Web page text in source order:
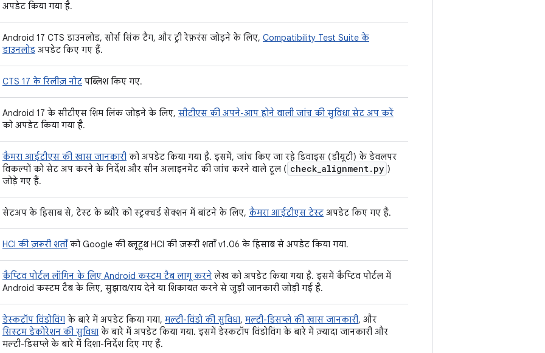
अपडेट किया गया है.
Android 17 CTS डाउनलोड, सोर्स सिंक टैग, और ट्री रेफ़रंस जोड़ने के लिए, Compatibility Test Suite के
डाउनलोड अपडेट किए गए हैं.
CTS 17 के रिलीज़ नोट पब्लिश किए गए.
Android 17 के सीटीएस शिम लिंक जोड़ने के लिए, सीटीएस की अपने-आप होने वाली जांच की सुविधा सेट अप करें
को अपडेट किया गया है.
कैमरा आईटीएस की खास जानकारी को अपडेट किया गया है. इसमें, जांच किए जा रहे डिवाइस (डीयूटी) के डेवलपर
विकल्पों को सेट अप करने के निर्देश और सीन अलाइनमेंट की जांच करने वाले टूल ( check_alignment. py )
जोड़े गए हैं.
सेटअप के हिसाब से, टेस्ट के ब्यौरे को स्ट्रक्चर्ड सेक्शन में बांटने के लिए, कैमरा आईटीएस टेस्ट अपडेट किए गए हैं.
HCI की ज़रूरी शर्तोंको Google की ब्लूटूथ HCI की ज़रूरी शर्तों v1.06 के हिसाब से अपडेट किया गया.
कैप्टिव पोर्टल लॉगिन के लिए Android कस्टम टैब लागू करने लेख को अपडेट किया गया है. इसमें कैप्टिव पोर्टल में
Android कस्टम टैब के लिए, सुझाव/राय देने या शिकायत करने से जुड़ी जानकारी जोड़ी गई है.
डेस्कटॉप विंडोविंग के बारे में अपडेट किया गया, मल्टी-विंडो की सुविधा, मल्टी-डिसप्ले की खास जानकारी, और
सिस्टम डेकोरेशन की सुविधा के बारे में अपडेट किया गया. इसमें डेस्कटॉप विंडोविंग के बारे में ज़्यादा जानकारी और
मल्टी-डिसप्ले के बारे में दिशा-निर्देश दिए गए हैं.